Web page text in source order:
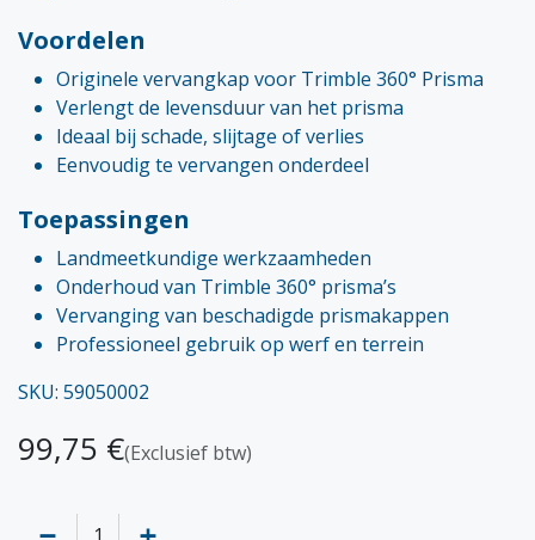
Voordelen
Originele vervangkap voor Trimble 360° Prisma
Verlengt de levensduur van het prisma
Ideaal bij schade, slijtage of verlies
Eenvoudig te vervangen onderdeel
Toepassingen
Landmeetkundige werkzaamheden
Onderhoud van Trimble 360° prisma’s
Vervanging van beschadigde prismakappen
Professioneel gebruik op werf en terrein
SKU: 59050002
99,75 €(Exclusief btw)